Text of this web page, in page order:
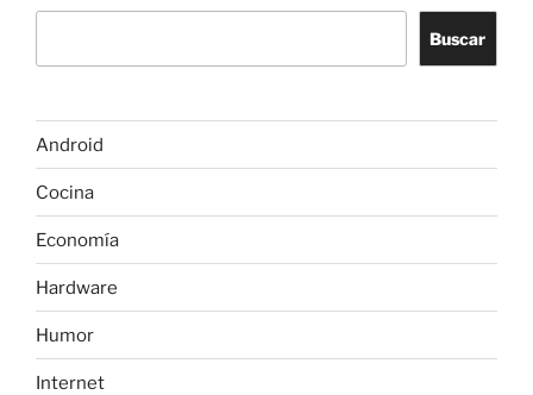
Buscar
Android
Cocina
Economía
Hardware
Humor
Internet